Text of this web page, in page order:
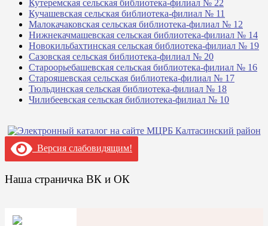
Кутеремская сельская библиотека-филиал № 22
Кучашевская сельская библиотека-филиал № 11
Малокачаковская сельская библиотека-филиал № 12
Нижнекачмашевская сельская библиотека-филиал № 14
Новокильбахтинская сельская библиотека-филиал № 19
Сазовская сельская библиотека-филиал № 20
Староорьебашевская сельская библиотека-филиал № 16
Старояшевская сельская библиотека-филиал № 17
Тюльдинская сельская библиотека-филиал № 18
Чилибеевская сельская библиотека-филиал № 10
Версия слабовидящим!
Наша страничка ВК и ОК